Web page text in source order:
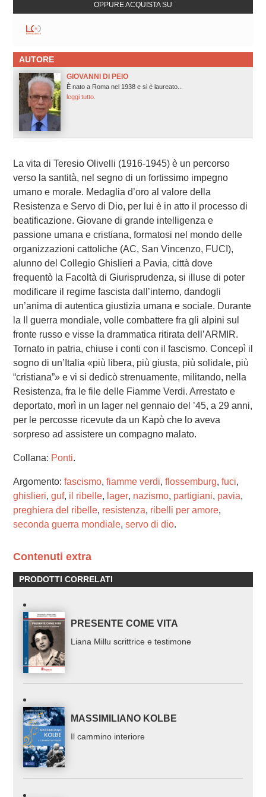
OPPURE ACQUISTA SU
AUTORE
GIOVANNI DI PEIO
È nato a Roma nel 1938 e si è laureato...
leggi tutto.
La vita di Teresio Olivelli (1916-1945) è un percorso
verso la santità, nel segno di un fortissimo impegno
umano e morale. Medaglia d’oro al valore della
Resistenza e Servo di Dio, per lui è in atto il processo di
beatificazione. Giovane di grande intelligenza e
passione umana e cristiana, formatosi nel mondo delle
organizzazioni cattoliche (AC, San Vincenzo, FUCI),
alunno del Collegio Ghislieri a Pavia, città dove
frequentò la Facoltà di Giurisprudenza, si illuse di poter
modificare il regime fascista dall’interno, dandogli
un’anima di autentica giustizia umana e sociale. Durante
la II guerra mondiale, volle combattere fra gli alpini sul
fronte russo e visse la drammatica ritirata dell’ARMIR.
Tornato in patria, chiuse i conti con il fascismo. Concepì il
sogno di un’Italia «più libera, più giusta, più solidale, più
“cristiana”» e vi si dedicò strenuamente, militando, nella
Resistenza, fra le file delle Fiamme Verdi. Arrestato e
deportato, morì in un lager nel gennaio del ’45, a 29 anni,
per le percosse ricevute da un Kapò che lo aveva
sorpreso ad assistere un compagno malato.
Collana: Ponti.
Argomento: fascismo, fiamme verdi, flossemburg, fuci,
ghislieri, guf, il ribelle, lager, nazismo, partigiani, pavia,
preghiera del ribelle, resistenza, ribelli per amore,
seconda guerra mondiale, servo di dio.
Contenuti extra
PRODOTTI CORRELATI
PRESENTE COME VITA
Liana Millu scrittrice e testimone
MASSIMILIANO KOLBE
Il cammino interiore